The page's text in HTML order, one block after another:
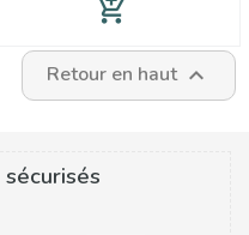
add_shopping_cart
Retour en haut 